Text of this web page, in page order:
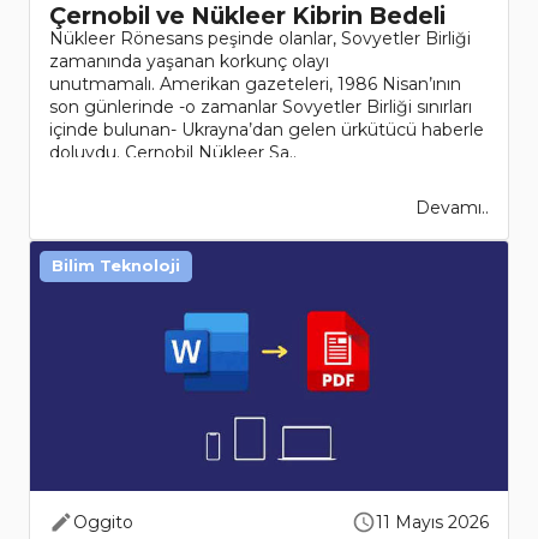
Çernobil ve Nükleer Kibrin Bedeli
Nükleer Rönesans peşinde olanlar, Sovyetler Birliği
zamanında yaşanan korkunç olayı
unutmamalı. Amerikan gazeteleri, 1986 Nisan’ının
son günlerinde -o zamanlar Sovyetler Birliği sınırları
içinde bulunan- Ukrayna’dan gelen ürkütücü haberle
doluydu. Çernobil Nükleer Sa..
Devamı..
Oggito 11 Mayıs 2026
Bilim Teknoloji